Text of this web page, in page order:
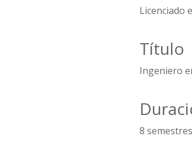
Licenciado
Título
Ingeniero
8 semestres